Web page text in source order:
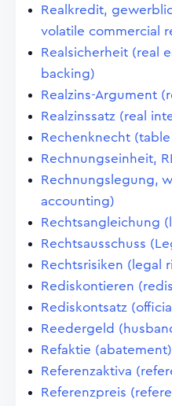
Realkredit,
volatile commercial
Realsicherheit (real
backing)
Realzins-Argument
Realzinssatz (real
Rechenknecht
Rechnungseinheit,
Rechnungslegung,
accounting)
Rechtsangleichung
Rechtsausschuss
Rechtsrisiken (legal
Rediskontieren
Rediskontsatz
Reedergeld
Refaktie (abatement)
Referenzaktiva
Referenzpreis